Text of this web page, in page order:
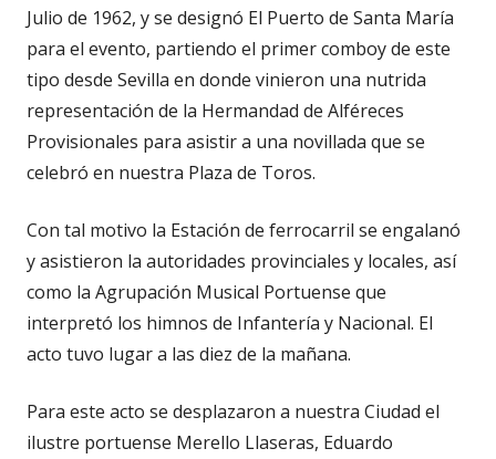
Julio de 1962, y se designó El Puerto de Santa María
para el evento, partiendo el primer comboy de este
tipo desde Sevilla en donde vinieron una nutrida
representación de la Hermandad de Alféreces
Provisionales para asistir a una novillada que se
celebró en nuestra Plaza de Toros.
Con tal motivo la Estación de ferrocarril se engalanó
y asistieron la autoridades provinciales y locales, así
como la Agrupación Musical Portuense que
interpretó los himnos de Infantería y Nacional. El
acto tuvo lugar a las diez de la mañana.
Para este acto se desplazaron a nuestra Ciudad el
ilustre portuense Merello Llaseras, Eduardo